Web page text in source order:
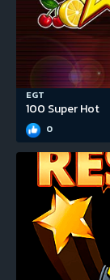
EGT
100 Super Hot
0